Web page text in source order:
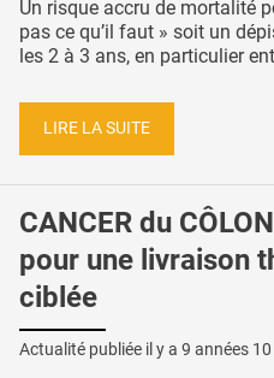
Un risque accru de mortalité
pas ce qu’il faut » soit un
les 2 à 3 ans, en particulier
LIRE LA SUITE
CANCER du
pour une livraison
ciblée
Actualité publiée il y a 9 années